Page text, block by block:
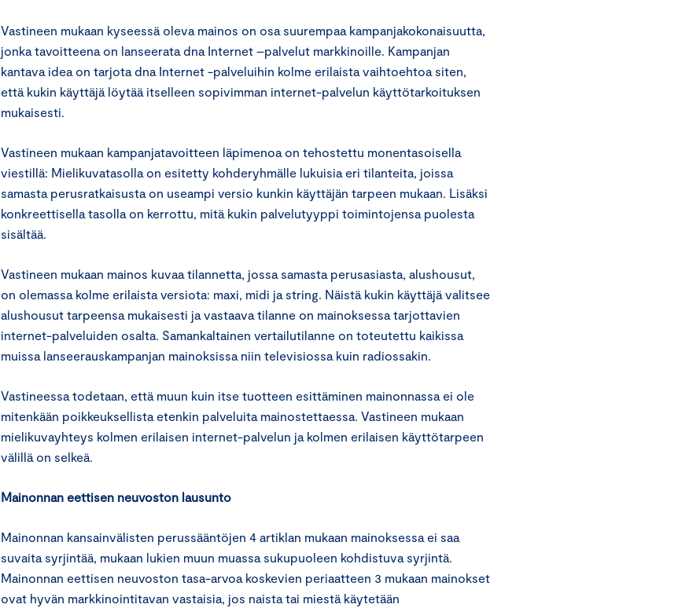
Vastineen mukaan kyseessä oleva mainos on osa suurempaa kampanjakokonaisuutta,
jonka tavoitteena on lanseerata dna Internet –palvelut markkinoille. Kampanjan
kantava idea on tarjota dna Internet -palveluihin kolme erilaista vaihtoehtoa siten,
että kukin käyttäjä löytää itselleen sopivimman internet-palvelun käyttötarkoituksen
mukaisesti.
Vastineen mukaan kampanjatavoitteen läpimenoa on tehostettu monentasoisella
viestillä: Mielikuvatasolla on esitetty kohderyhmälle lukuisia eri tilanteita, joissa
samasta perusratkaisusta on useampi versio kunkin käyttäjän tarpeen mukaan. Lisäksi
konkreettisella tasolla on kerrottu, mitä kukin palvelutyyppi toimintojensa puolesta
sisältää.
Vastineen mukaan mainos kuvaa tilannetta, jossa samasta perusasiasta, alushousut,
on olemassa kolme erilaista versiota: maxi, midi ja string. Näistä kukin käyttäjä valitsee
alushousut tarpeensa mukaisesti ja vastaava tilanne on mainoksessa tarjottavien
internet-palveluiden osalta. Samankaltainen vertailutilanne on toteutettu kaikissa
muissa lanseerauskampanjan mainoksissa niin televisiossa kuin radiossakin.
Vastineessa todetaan, että muun kuin itse tuotteen esittäminen mainonnassa ei ole
mitenkään poikkeuksellista etenkin palveluita mainostettaessa. Vastineen mukaan
mielikuvayhteys kolmen erilaisen internet-palvelun ja kolmen erilaisen käyttötarpeen
välillä on selkeä.
Mainonnan eettisen neuvoston lausunto
Mainonnan kansainvälisten perussääntöjen 4 artiklan mukaan mainoksessa ei saa
suvaita syrjintää, mukaan lukien muun muassa sukupuoleen kohdistuva syrjintä.
Mainonnan eettisen neuvoston tasa-arvoa koskevien periaatteen 3 mukaan mainokset
ovat hyvän markkinointitavan vastaisia, jos naista tai miestä käytetään